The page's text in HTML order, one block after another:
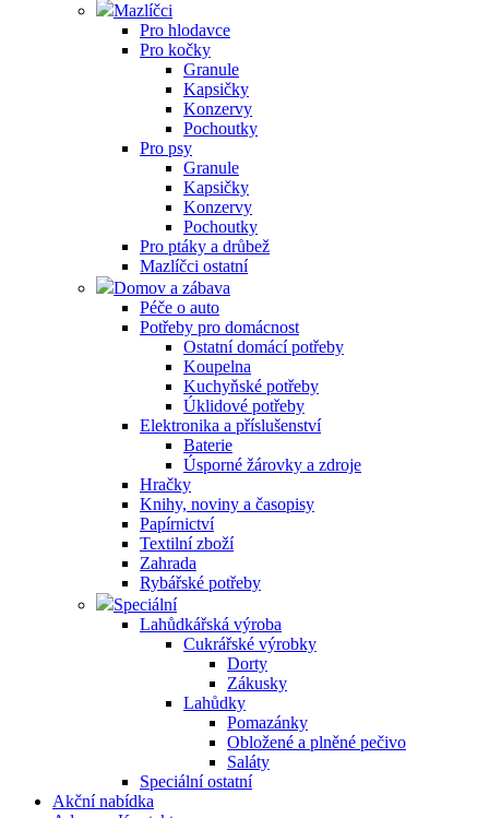
Mazlíčci
Pro hlodavce
Pro kočky
Granule
Kapsičky
Konzervy
Pochoutky
Pro psy
Granule
Kapsičky
Konzervy
Pochoutky
Pro ptáky a drůbež
Mazlíčci ostatní
Domov a zábava
Péče o auto
Potřeby pro domácnost
Ostatní domácí potřeby
Koupelna
Kuchyňské potřeby
Úklidové potřeby
Elektronika a příslušenství
Baterie
Úsporné žárovky a zdroje
Hračky
Knihy, noviny a časopisy
Papírnictví
Textilní zboží
Zahrada
Rybářské potřeby
Speciální
Lahůdkářská výroba
Cukrářské výrobky
Dorty
Zákusky
Lahůdky
Pomazánky
Obložené a plněné pečivo
Saláty
Speciální ostatní
Akční nabídka